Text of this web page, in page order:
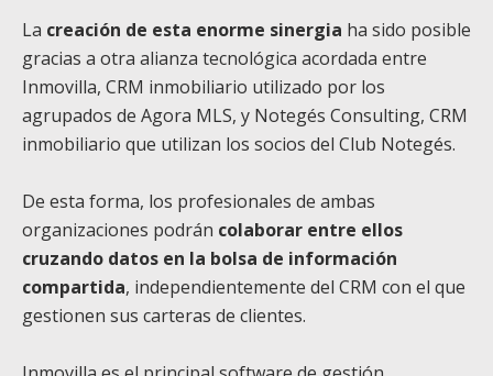
La creación de esta enorme sinergia ha sido posible
gracias a otra alianza tecnológica acordada entre
Inmovilla, CRM inmobiliario utilizado por los
agrupados de Agora MLS, y Notegés Consulting, CRM
inmobiliario que utilizan los socios del Club Notegés.
De esta forma, los profesionales de ambas
organizaciones podrán colaborar entre ellos
cruzando datos en la bolsa de información
compartida, independientemente del CRM con el que
gestionen sus carteras de clientes.